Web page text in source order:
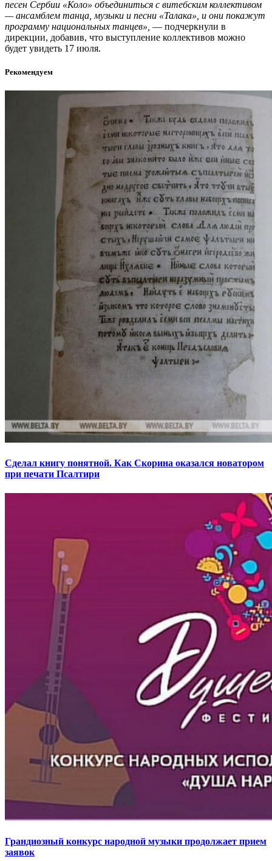
песен Сербии «Коло» объединиться с витебским коллективом
— ансамблем танца, музыки и песни «Талака», и они покажут
программу национальных танцев», — подчеркнули в
дирекции, добавив, что выступление коллективов можно
будет увидеть 17 июля.
Рекомендуем
Сделал книгу понятной. Как Скорина оказался новатором
при печати Псалтири
Грандиозный конкурс народной музыки продолжает прием
заявок